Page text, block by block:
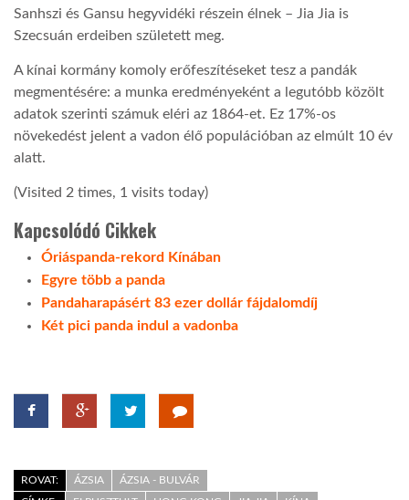
Sanhszi és Gansu hegyvidéki részein élnek – Jia Jia is
Szecsuán erdeiben született meg.
A kínai kormány komoly erőfeszítéseket tesz a pandák
megmentésére: a munka eredményeként a legutóbb közölt
adatok szerinti számuk eléri az 1864-et. Ez 17%-os
növekedést jelent a vadon élő populációban az elmúlt 10 év
alatt.
(Visited 2 times, 1 visits today)
Kapcsolódó Cikkek
Óriáspanda-rekord Kínában
Egyre több a panda
Pandaharapásért 83 ezer dollár fájdalomdíj
Két pici panda indul a vadonba
ROVAT: ÁZSIA
ÁZSIA - BULVÁR